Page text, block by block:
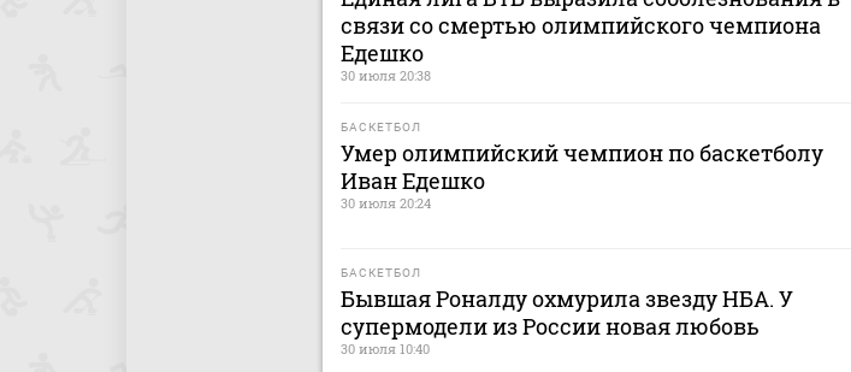
связи со смертью олимпийского чемпиона
Едешко
30 июля 20:38
БАСКЕТБОЛ
Умер олимпийский чемпион по баскетболу
Иван Едешко
30 июля 20:24
БАСКЕТБОЛ
Бывшая Роналду охмурила звезду НБА. У
супермодели из России новая любовь
30 июля 10:40